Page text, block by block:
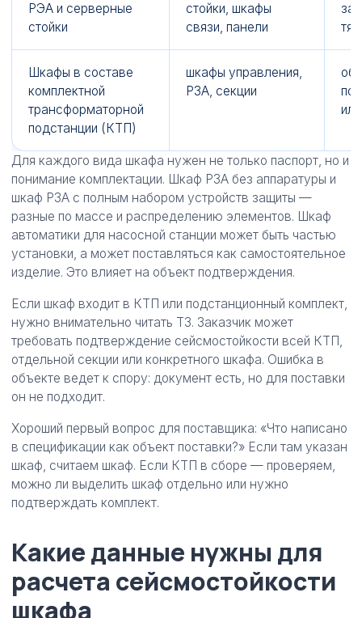
РЭА и серверные
стойки
стойки, шкафы
связи, панели
Шкафы в составе
комплектной
трансформаторной
подстанции (КТП)
шкафы управления,
РЗА, секции
Для каждого вида шкафа нужен не только паспорт, но и
понимание комплектации. Шкаф РЗА без аппаратуры и
шкаф РЗА с полным набором устройств защиты —
разные по массе и распределению элементов. Шкаф
автоматики для насосной станции может быть частью
установки, а может поставляться как самостоятельное
изделие. Это влияет на объект подтверждения.
Если шкаф входит в КТП или подстанционный комплект,
нужно внимательно читать ТЗ. Заказчик может
требовать подтверждение сейсмостойкости всей КТП,
отдельной секции или конкретного шкафа. Ошибка в
объекте ведет к спору: документ есть, но для поставки
он не подходит.
Хороший первый вопрос для поставщика: «Что написано
в спецификации как объект поставки?» Если там указан
шкаф, считаем шкаф. Если КТП в сборе — проверяем,
можно ли выделить шкаф отдельно или нужно
подтверждать комплект.
Какие данные нужны для
расчета сейсмостойкости
шкафа